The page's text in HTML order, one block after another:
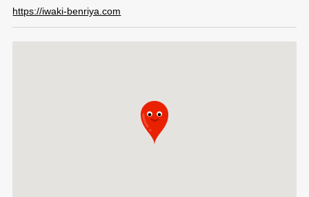
https://iwaki-benriya.com